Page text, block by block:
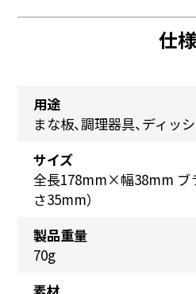
仕様
用途
まな板、調理器具、ディッ
サイズ
全長178mm×幅38mm ブ
さ35mm）
製品重量
70g